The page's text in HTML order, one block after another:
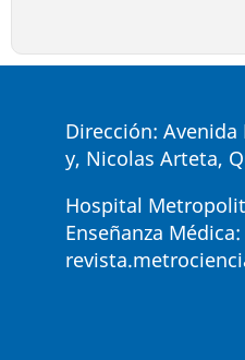
Dirección: Avenida
y, Nicolas Arteta,
Hospital
Enseñanza Médica: